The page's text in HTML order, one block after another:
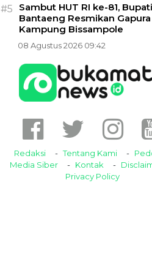
#5
Sambut HUT RI ke-81, Bupati
Bantaeng Resmikan Gapura
Kampung Bissampole
08 Agustus 2026 09:42
Redaksi Tentang Kami
Media Siber
Kontak
Privacy Policy